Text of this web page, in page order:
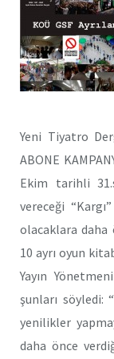
Yeni Tiyatro
ABONE
Ekim tarihli
vereceği
olacaklara daha
10 ayrı oyun
Yayın
şunları söyledi:
yenilikler
daha önce